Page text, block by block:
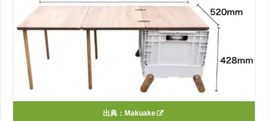
出典： Makuake